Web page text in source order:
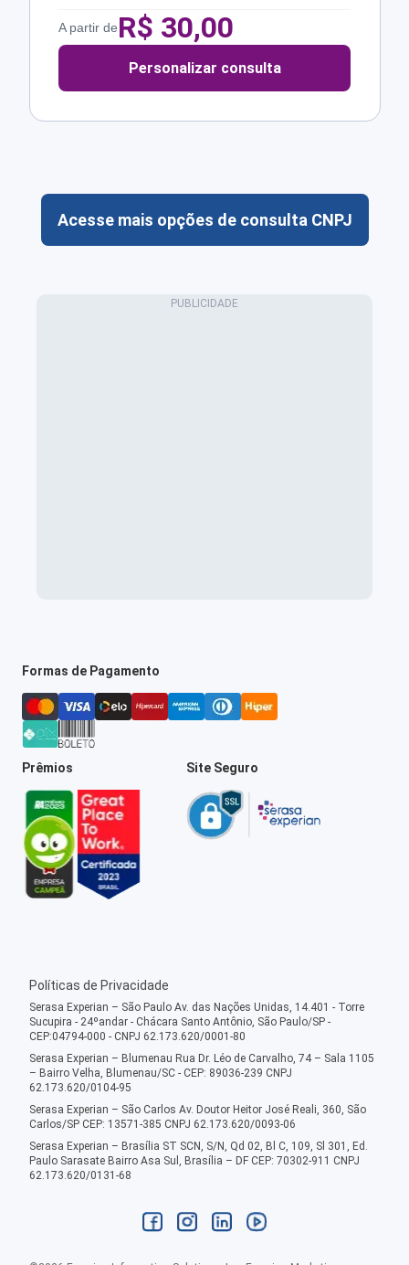
A partir deR$ 30,00
Personalizar consulta
Acesse mais opções de consulta CNPJ
Formas de Pagamento
Prêmios Site Seguro
Políticas de Privacidade
Serasa Experian – São Paulo Av. das Nações Unidas, 14.401 - Torre
Sucupira - 24ºandar - Chácara Santo Antônio, São Paulo/SP -
CEP:04794-000 - CNPJ 62.173.620/0001-80
Serasa Experian – Blumenau Rua Dr. Léo de Carvalho, 74 – Sala 1105
– Bairro Velha, Blumenau/SC - CEP: 89036-239 CNPJ
62.173.620/0104-95
Serasa Experian – São Carlos Av. Doutor Heitor José Reali, 360, São
Carlos/SP CEP: 13571-385 CNPJ 62.173.620/0093-06
Serasa Experian – Brasília ST SCN, S/N, Qd 02, Bl C, 109, Sl 301, Ed.
Paulo Sarasate Bairro Asa Sul, Brasília – DF CEP: 70302-911 CNPJ
62.173.620/0131-68